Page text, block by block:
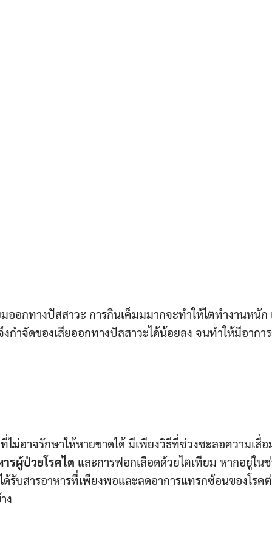
ออกทางปัสสาวะ การกินเค็มมมากจะทำให้ไตทำงานหนัก
กำจัดของเสียออกทางปัสสาวะได้น้อยลง จนทำให้มีอากา
ไม่อาจรักษาให้หายขาดได้ มีเพียงวิธีที่ช่วงชะลอความเสื่อ
รผู้ป่วยโรคไต และการฟอกเลือดด้วยไตเทียม หากอยู่ใน
รับสารอาหารที่เพียงพอและลดอาการแทรกซ้อนของโรค
ง